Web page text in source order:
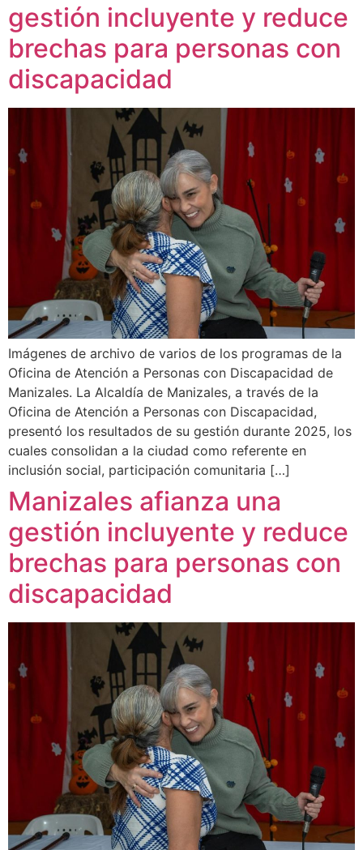
gestión incluyente y reduce
brechas para personas con
discapacidad
Imágenes de archivo de varios de los programas de la
Oficina de Atención a Personas con Discapacidad de
Manizales. La Alcaldía de Manizales, a través de la
Oficina de Atención a Personas con Discapacidad,
presentó los resultados de su gestión durante 2025, los
cuales consolidan a la ciudad como referente en
inclusión social, participación comunitaria […]
Manizales afianza una
gestión incluyente y reduce
brechas para personas con
discapacidad